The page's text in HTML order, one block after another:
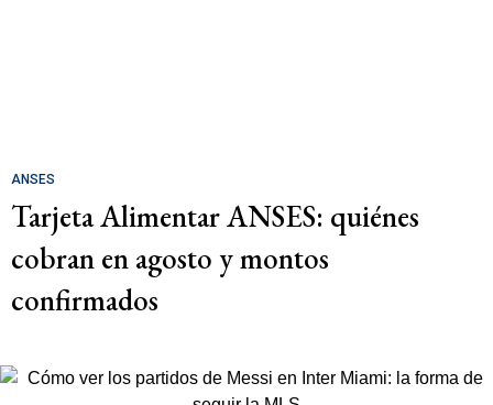
ANSES
Tarjeta Alimentar ANSES: quiénes
cobran en agosto y montos
confirmados